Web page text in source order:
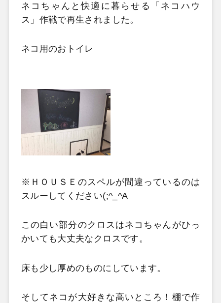
ネコちゃんと快適に暮らせる「ネコハウ
ス」作戦で再生されました。
ネコ用のおトイレ
※ＨＯＵＳＥのスペルが間違っているのは
スルーしてください(;^_^A
この白い部分のクロスはネコちゃんがひっ
かいても大丈夫なクロスです。
床も少し厚めのものにしています。
そしてネコが大好きな高いところ！棚で作